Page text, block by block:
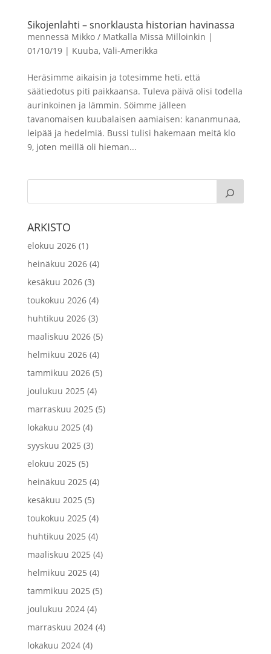
Sikojenlahti – snorklausta historian havinassa
mennessä Mikko / Matkalla Missä Milloinkin |
01/10/19| Kuuba, Väli-Amerikka
Heräsimme aikaisin ja totesimme heti, että
säätiedotus piti paikkaansa. Tuleva päivä olisi todella
aurinkoinen ja lämmin. Söimme jälleen
tavanomaisen kuubalaisen aamiaisen: kananmunaa,
leipää ja hedelmiä. Bussi tulisi hakemaan meitä klo
9, joten meillä oli hieman...
ARKISTO
elokuu 2026(1)
heinäkuu 2026(4)
kesäkuu 2026(3)
toukokuu 2026(4)
huhtikuu 2026(3)
maaliskuu 2026(5)
helmikuu 2026(4)
tammikuu 2026(5)
joulukuu 2025 (4)
marraskuu 2025 (5)
lokakuu 2025 (4)
syyskuu 2025 (3)
elokuu 2025 (5)
heinäkuu 2025 (4)
kesäkuu 2025 (5)
toukokuu 2025 (4)
huhtikuu 2025 (4)
maaliskuu 2025 (4)
helmikuu 2025 (4)
tammikuu 2025 (5)
joulukuu 2024(4)
marraskuu 2024(4)
lokakuu 2024(4)